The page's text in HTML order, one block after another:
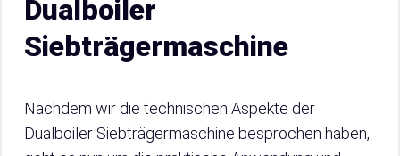
Dualboiler
Siebträgermaschine
Nachdem wir die technischen Aspekte der
Dualboiler Siebträgermaschine besprochen haben,